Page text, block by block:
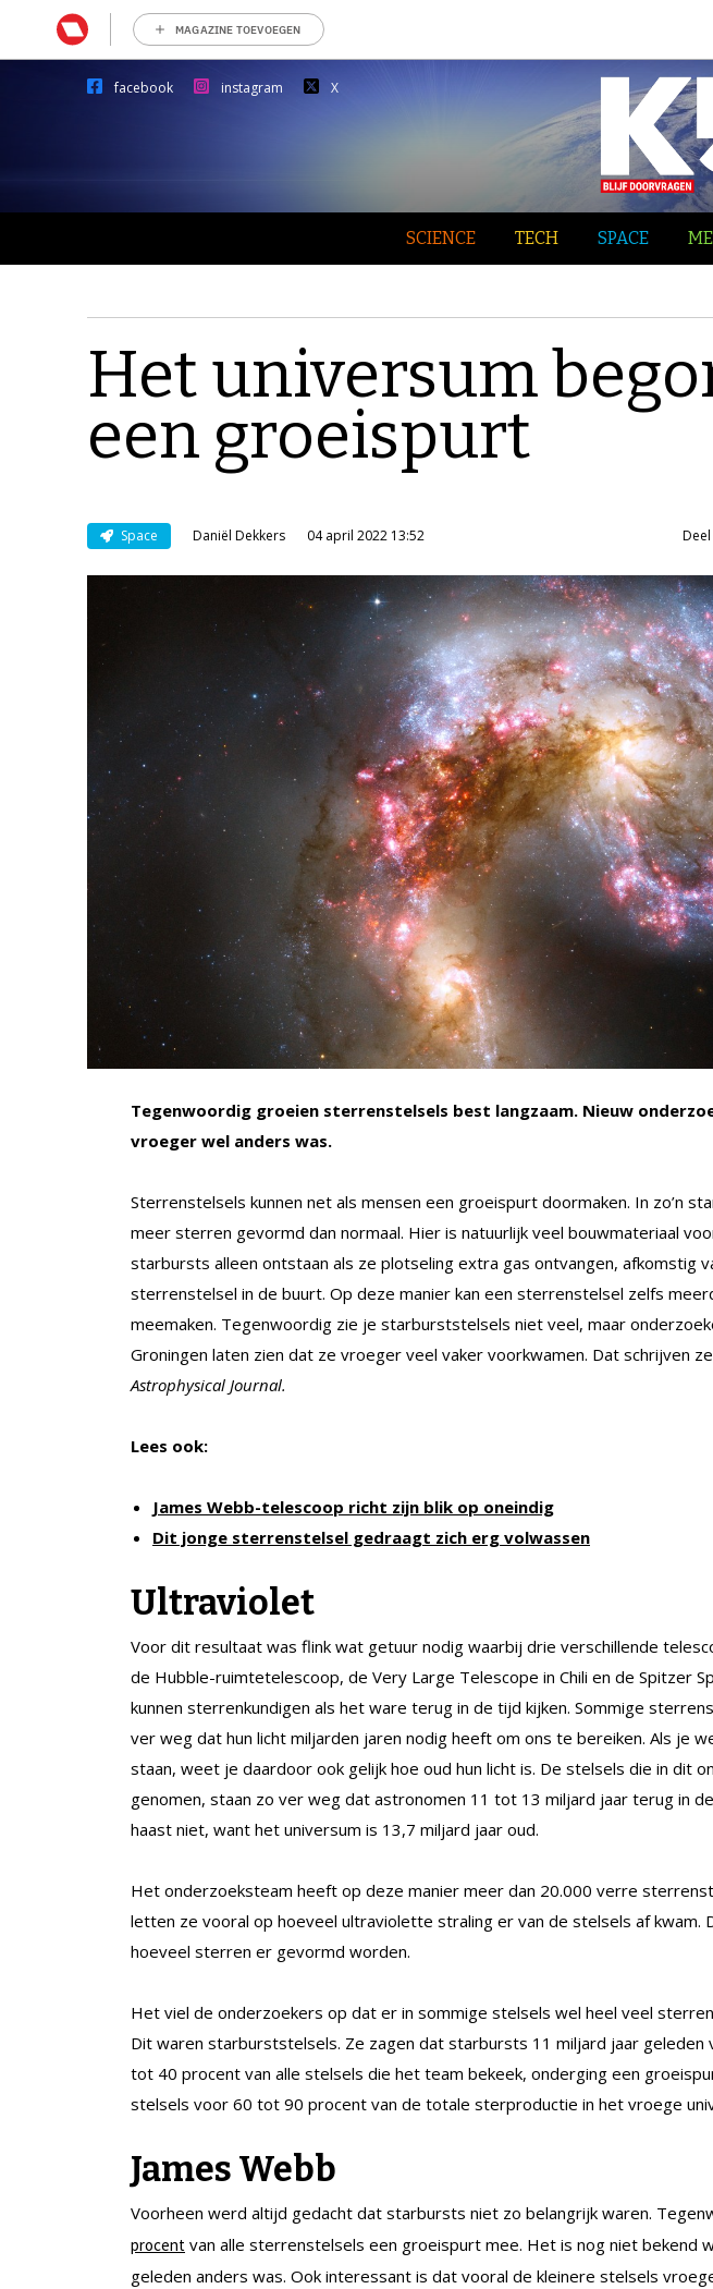
MAGAZINE TOEVOEGEN
facebook instagram X
SCIENCE TECH SPACE
Het universum
een groeispurt
Space Daniël Dekkers 04 april 2022 13:52
Tegenwoordig groeien sterrenstelsels best langzaam. Nieuw
vroeger wel anders was.
Sterrenstelsels kunnen net als mensen een groeispurt doormaken. In zo’n
meer sterren gevormd dan normaal. Hier is natuurlijk veel bouwmateriaal
starbursts alleen ontstaan als ze plotseling extra gas ontvangen, afkomstig
sterrenstelsel in de buurt. Op deze manier kan een sterrenstelsel zelfs
meemaken. Tegenwoordig zie je starburststelsels niet veel, maar
Groningen laten zien dat ze vroeger veel vaker voorkwamen. Dat schrijven
Astrophysical Journal.
Lees ook:
James Webb-telescoop richt zijn blik op oneindig
Dit jonge sterrenstelsel gedraagt zich erg volwassen
Ultraviolet
Voor dit resultaat was flink wat getuur nodig waarbij drie verschillende
de Hubble-ruimtetelescoop, de Very Large Telescope in Chili en de Spitzer
kunnen sterrenkundigen als het ware terug in de tijd kijken. Sommige
ver weg dat hun licht miljarden jaren nodig heeft om ons te bereiken. Als je
staan, weet je daardoor ook gelijk hoe oud hun licht is. De stelsels die in dit
genomen, staan zo ver weg dat astronomen 11 tot 13 miljard jaar terug in
haast niet, want het universum is 13,7 miljard jaar oud.
Het onderzoeksteam heeft op deze manier meer dan 20.000 verre
letten ze vooral op hoeveel ultraviolette straling er van de stelsels af kwam.
hoeveel sterren er gevormd worden.
Het viel de onderzoekers op dat er in sommige stelsels wel heel veel
Dit waren starburststelsels. Ze zagen dat starbursts 11 miljard jaar geleden
tot 40 procent van alle stelsels die het team bekeek, onderging een
stelsels voor 60 tot 90 procent van de totale sterproductie in het vroege
James Webb
Voorheen werd altijd gedacht dat starbursts niet zo belangrijk waren.
procent van alle sterrenstelsels een groeispurt mee. Het is nog niet bekend
geleden anders was. Ook interessant is dat vooral de kleinere stelsels